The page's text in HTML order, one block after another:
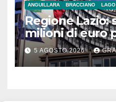
ANGUILLARA BRACCIANO LAGO
Regione Lazio:
milioni di euro
Comuni
Meridionale
5 AGOSTO 2026